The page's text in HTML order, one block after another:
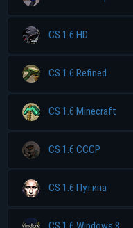
CS 1.6 HD
CS 1.6 Refined
CS 1.6 Minecraft
CS 1.6 CCCP
CS 1.6 Путина